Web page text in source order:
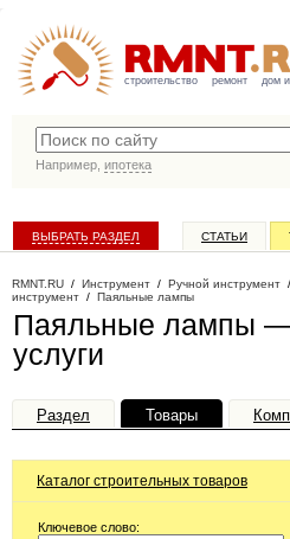
строительство ремонт дом
Например, ипотека
ВЫБРАТЬ РАЗДЕЛ СТАТЬИ
RMNT.RU / Инструмент / Ручной инструмент
инструмент / Паяльные лампы
Паяльные лампы
услуги
Раздел Товары
Каталог строительных товаров
Ключевое слово: